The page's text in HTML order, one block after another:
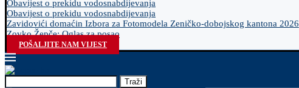
Obavijest o prekidu vodosnabdijevanja
Obavijest o prekidu vodosnabdijevanja
Zavidovići domaćin Izbora za Fotomodela Zeničko-dobojskog kantona 2026
Zovko Žepče: Oglas za posao
POŠALJITE NAM VIJEST
Traži